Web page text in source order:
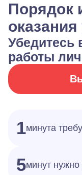
Порядок
оказания
Убедитесь
работы
1минута
5минут